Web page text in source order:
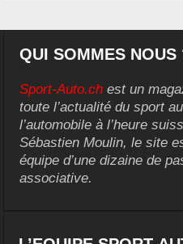
QUI SOMMES NOUS
Sport-Auto.ch est un
toute l’actualité du sport
l’automobile à l’heure
Sébastien Moulin, le site
équipe d’une dizaine de
associative.